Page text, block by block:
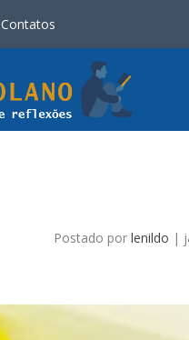
Contatos
Postado porlenildo |